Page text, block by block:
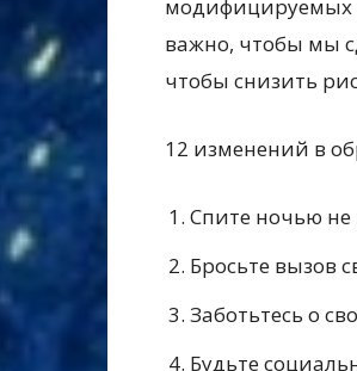
модифицируемых
важно, чтобы мы
чтобы снизить
12 изменений в
Спите ночью не
Бросьте вызов
Заботьтесь о
Будьте